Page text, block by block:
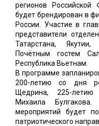
регионов
будет брендирован в
России. Участие в
представители
Татарстана,
Почётным гостем
Республика Вьетнам.
В программе
200-летию со дня
Щедрина, 225-
Михаила
мероприятий будет
патриотического